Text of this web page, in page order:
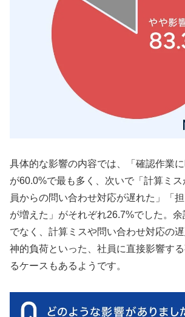
具体的な影響の内容では、「確認作業に
が60.0%で最も多く、次いで「計算ミ
員からの問い合わせ対応が遅れた」「
が増えた」がそれぞれ26.7%でした。
でなく、計算ミスや問い合わせ対応の
神的負荷といった、社員に直接影響す
るケースもあるようです。